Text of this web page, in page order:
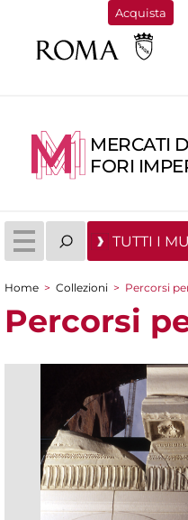
Acquista
MERCATI
FORI
TUTTI I
Tu sei qui
Home > Collezioni > Percorsi
Percorsi